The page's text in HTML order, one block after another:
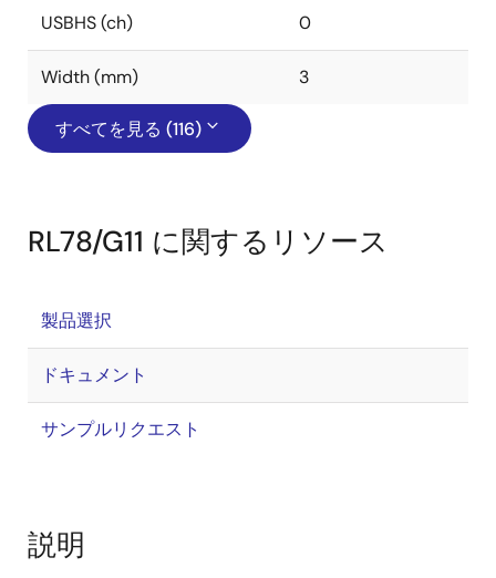
USBHS (ch) 0
Width (mm) 3
すべてを見る (116)
RL78/G11 に関するリソース
製品選択
ドキュメント
サンプルリクエスト
説明